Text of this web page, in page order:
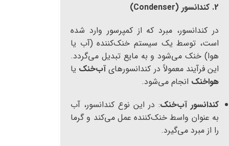
2. کندانسور (Condenser)
در کندانسور، مبرد که از کمپرسور وارد شده
است، توسط یک سیستم خنک‌کننده (آب یا
هوا) خنک می‌شود و به مایع تبدیل می‌گردد.
این فرآیند معمولاً در کندانسورهای آب‌خنک یا
هواخنک انجام می‌شود.
کندانسور آب‌خنک: در این نوع کندانسور، آب
به عنوان واسط خنک‌کننده عمل می‌کند و گرما
را از مبرد می‌گیرد.